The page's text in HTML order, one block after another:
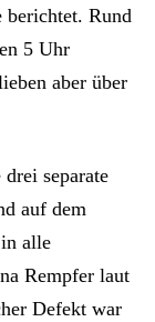
Rund
5 Uhr
aber über
separate
auf dem
alle
Rempfer laut
Defekt war